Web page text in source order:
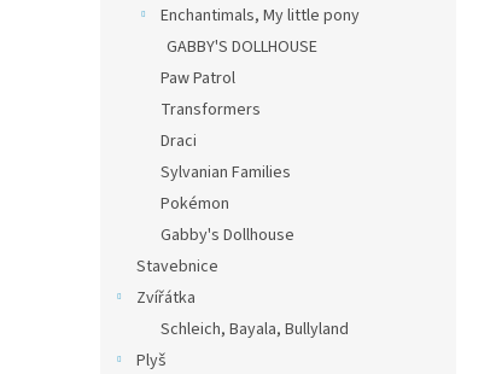
Enchantimals, My little pony
GABBY'S DOLLHOUSE
Paw Patrol
Transformers
Draci
Sylvanian Families
Pokémon
Gabby's Dollhouse
Stavebnice
Zvířátka
Schleich, Bayala, Bullyland
Plyš